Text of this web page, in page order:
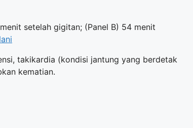
setelah gigitan; (Panel B) 54 menit
takikardia (kondisi jantung yang berdetak
kematian.